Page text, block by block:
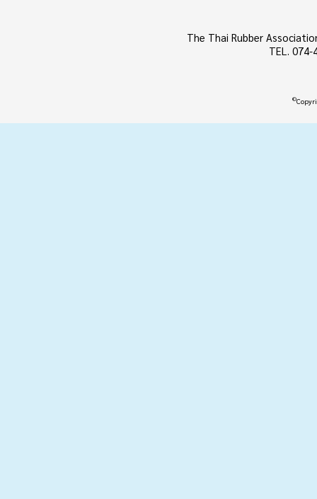
The Thai Rubber
TEL.
©